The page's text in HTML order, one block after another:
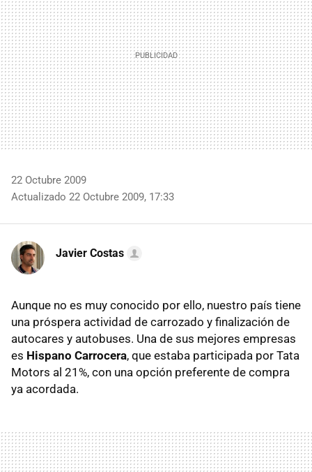
22 Octubre 2009
Actualizado 22 Octubre 2009, 17:33
Javier Costas
Aunque no es muy conocido por ello, nuestro país tiene
una próspera actividad de carrozado y finalización de
autocares y autobuses. Una de sus mejores empresas
es Hispano Carrocera, que estaba participada por Tata
Motors al 21%, con una opción preferente de compra
ya acordada.